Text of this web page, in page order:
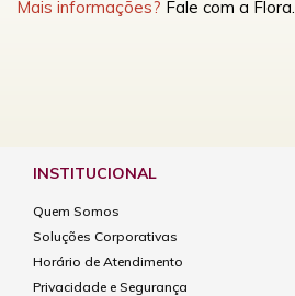
Mais informações? Fale com a Flora.
INSTITUCIONAL
Quem Somos
Soluções Corporativas
Horário de Atendimento
Privacidade e Segurança